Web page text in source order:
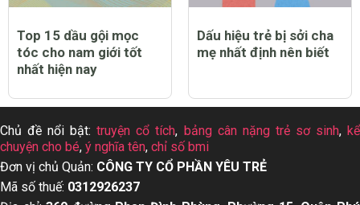
Top 15 dầu gội mọc
tóc cho nam giới tốt
nhất hiện nay
Dấu hiệu trẻ bị sởi cha
mẹ nhất định nên biết
Chủ đề nổi bật:truyện cổ tích, bảng cân nặng trẻ sơ sinh, kể
chuyện cho bé, ý nghĩa tên, chỉ số bmi
Đơn vị chủ Quản: CÔNG TY CỔ PHẦN YÊU TRẺ
Mã số thuế: 0312926237